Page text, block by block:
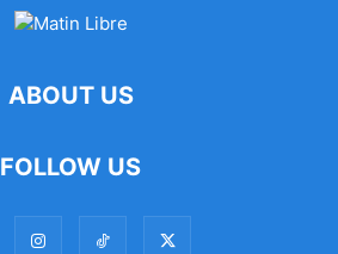
ABOUT US
FOLLOW US